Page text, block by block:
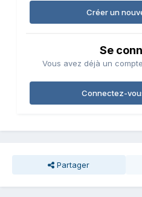
Créer un
Se
Vous avez déjà un
Connectez-
Partager